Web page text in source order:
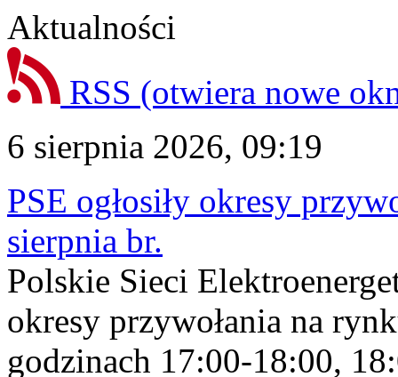
Aktualności
RSS (otwiera nowe
6 sierpnia 2026, 09:19
PSE ogłosiły okresy
sierpnia br.
Polskie Sieci
okresy przywołania na
godzinach 17:00-18:00,